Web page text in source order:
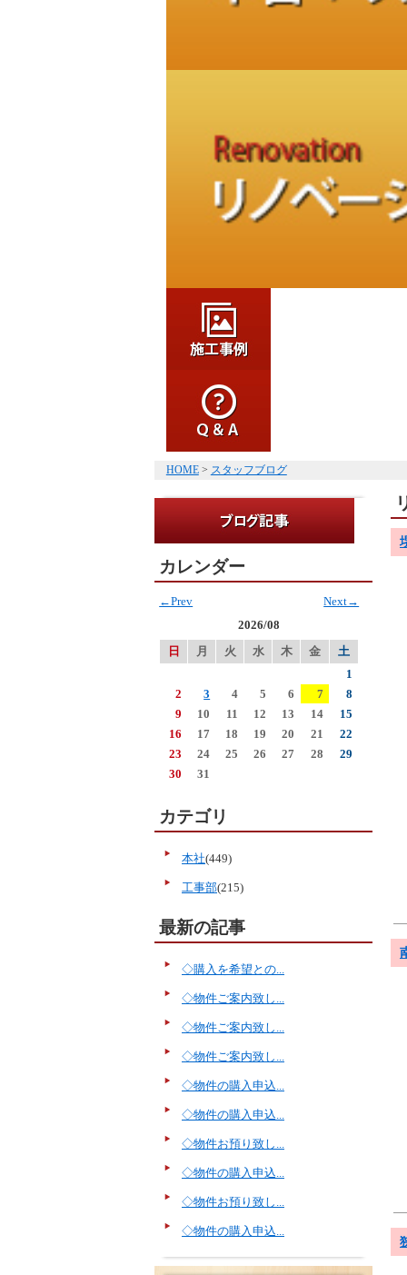
HOME> スタッフブログ
カレンダー
←Prev
Next→
2026/08
日
月 火 水 木 金
土
1
2
3 4 5 6 7
8
9
10 11 12 13 14
15
16
17 18 19 20 21
22
23
24 25 26 27 28
29
30
31
カテゴリ
本社(449)
工事部(215)
最新の記事
◇購入を希望との...
◇物件ご案内致し...
◇物件ご案内致し...
◇物件ご案内致し...
◇物件の購入申込...
◇物件の購入申込...
◇物件お預り致し...
◇物件の購入申込...
◇物件お預り致し...
◇物件の購入申込...